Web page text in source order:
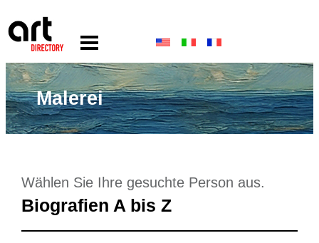
Malerei
Wählen Sie Ihre gesuchte Person aus.
Biografien A bis Z